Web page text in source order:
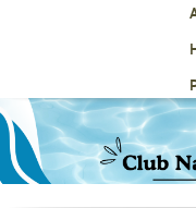
Panneau de gestion des